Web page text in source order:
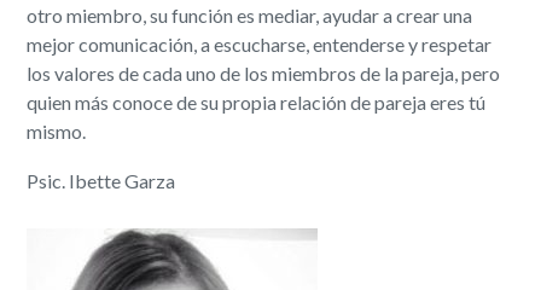
otro miembro, su función es mediar, ayudar a crear una
mejor comunicación, a escucharse, entenderse y respetar
los valores de cada uno de los miembros de la pareja, pero
quien más conoce de su propia relación de pareja eres tú
mismo.
Psic. Ibette Garza